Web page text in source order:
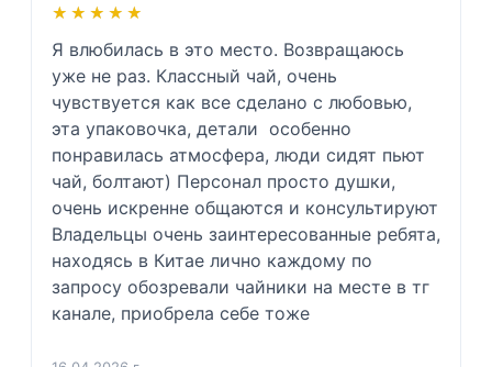
★★★★★
★★★★★
Я влюбилась в это место. Возвращаюсь
уже не раз. Классный чай, очень
чувствуется как все сделано с любовью,
эта упаковочка, детали  особенно
понравилась атмосфера, люди сидят пьют
чай, болтают) Персонал просто душки,
очень искренне общаются и консультируют
Владельцы очень заинтересованные ребята,
находясь в Китае лично каждому по
запросу обозревали чайники на месте в тг
канале, приобрела себе тоже